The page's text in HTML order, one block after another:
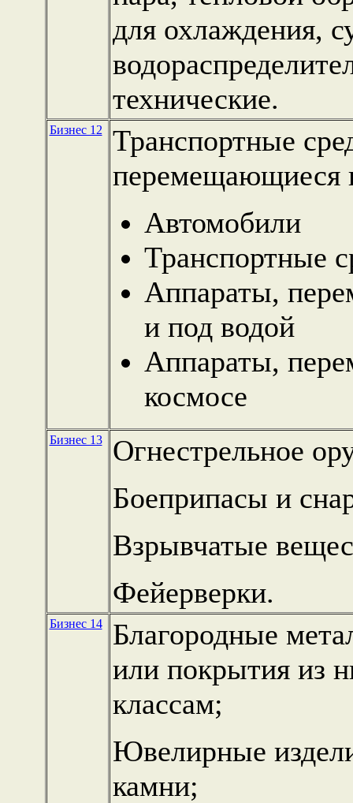
для охлаждения,
технические.
Бизнес 12
Транспортные
перемещающиеся
Автомобили
Транспортные
Аппараты,
и под водой
Аппараты,
космосе
Бизнес 13
Огнестрельное
Боеприпасы и
Взрывчатые
Фейерверки.
Бизнес 14
Благородные
или покрытия из
классам;
Ювелирные
камни;